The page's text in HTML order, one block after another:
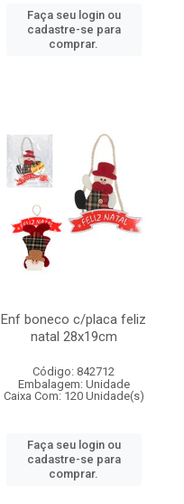
Faça seu login ou
cadastre-se para
comprar.
Enf boneco c/placa feliz
natal 28x19cm
Código: 842712
Embalagem: Unidade
Caixa Com: 120 Unidade(s)
Faça seu login ou
cadastre-se para
comprar.